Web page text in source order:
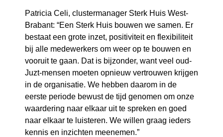
Patricia Celi, clustermanager Sterk Huis West-
Brabant: “Een Sterk Huis bouwen we samen. Er
bestaat een grote inzet, positiviteit en flexibiliteit
bij alle medewerkers om weer op te bouwen en
vooruit te gaan. Dat is bijzonder, want veel oud-
Juzt-mensen moeten opnieuw vertrouwen krijgen
in de organisatie. We hebben daarom in de
eerste periode bewust de tijd genomen om onze
waardering naar elkaar uit te spreken en goed
naar elkaar te luisteren. We willen graag ieders
kennis en inzichten meenemen.”